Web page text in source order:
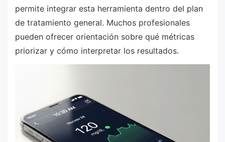
permite integrar esta herramienta dentro del plan
de tratamiento general. Muchos profesionales
pueden ofrecer orientación sobre qué métricas
priorizar y cómo interpretar los resultados.